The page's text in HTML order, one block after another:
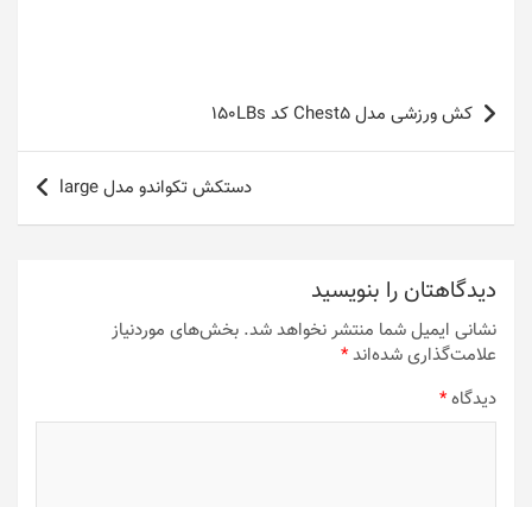
راهبری
نوشته
کش ورزشی مدل Chest5 کد 150LBs
دستکش تکواندو مدل large
دیدگاهتان را بنویسید
نشانی ایمیل شما منتشر نخواهد شد. بخش‌های موردنیاز
علامت‌گذاری شده‌اند*
دیدگاه*